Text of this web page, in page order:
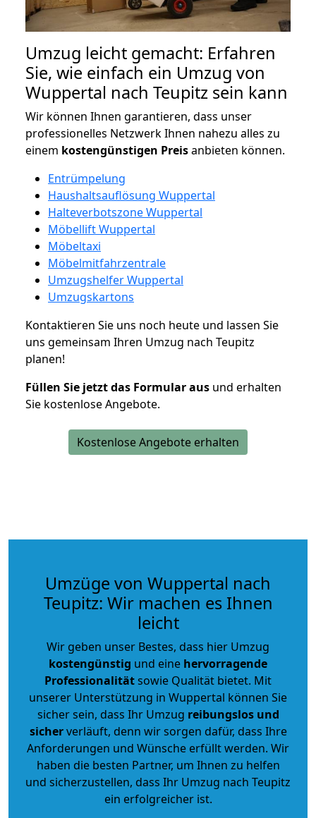
Umzug leicht gemacht: Erfahren
Sie, wie einfach ein Umzug von
Wuppertal nach Teupitz sein kann
Wir können Ihnen garantieren, dass unser
professionelles Netzwerk Ihnen nahezu alles zu
einem kostengünstigen Preisanbieten können.
Entrümpelung
Haushaltsauflösung Wuppertal
Halteverbotszone Wuppertal
Möbellift Wuppertal
Möbeltaxi
Möbelmitfahrzentrale
Umzugshelfer Wuppertal
Umzugskartons
Kontaktieren Sie uns noch heute und lassen Sie
uns gemeinsam Ihren Umzug nach Teupitz
planen!
Füllen Sie jetzt das Formular aus und erhalten
Sie kostenlose Angebote.
Kostenlose Angebote erhalten
Umzüge von Wuppertal nach
Teupitz: Wir machen es Ihnen
leicht
Wir geben unser Bestes, dass hier Umzug
kostengünstig und eine hervorragende
Professionalitätsowie Qualität bietet. Mit
unserer Unterstützung in Wuppertal können Sie
sicher sein, dass Ihr Umzug reibungslos und
sicherverläuft, denn wir sorgen dafür, dass Ihre
Anforderungen und Wünsche erfüllt werden. Wir
haben die besten Partner, um Ihnen zu helfen
und sicherzustellen, dass Ihr Umzug nach Teupitz
ein erfolgreicher ist.